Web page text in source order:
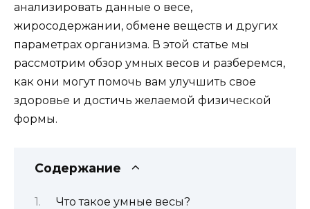
анализировать данные о весе,
жиросодержании, обмене веществ и других
параметрах организма. В этой статье мы
рассмотрим обзор умных весов и разберемся,
как они могут помочь вам улучшить свое
здоровье и достичь желаемой физической
формы.
Содержание
Что такое умные весы?